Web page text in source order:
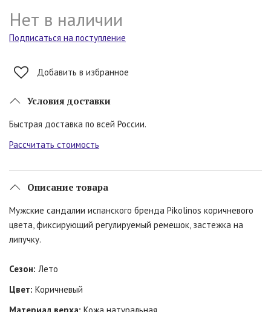
Нет в наличии
Подписаться на поступление
Добавить в избранное
Условия доставки
Быстрая доставка по всей России.
Рассчитать стоимость
Описание товара
Мужские сандалии испанского бренда Pikolinos коричневого
цвета, фиксирующий регулируемый ремешок, застежка на
липучку.
Сезон: Лето
Цвет: Коричневый